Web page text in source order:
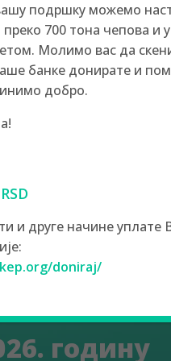
особа са
годину
подршку можемо
700 тона чепова и
Молимо вас да
банке донирате и
добро.
и друге начине уплате
doniraj/